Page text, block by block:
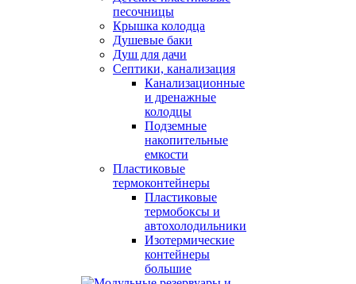
песочницы
Крышка колодца
Душевые баки
Душ для дачи
Септики, канализация
Канализационные
и дренажные
колодцы
Подземные
накопительные
емкости
Пластиковые
термоконтейнеры
Пластиковые
термобоксы и
автохолодильники
Изотермические
контейнеры
большие